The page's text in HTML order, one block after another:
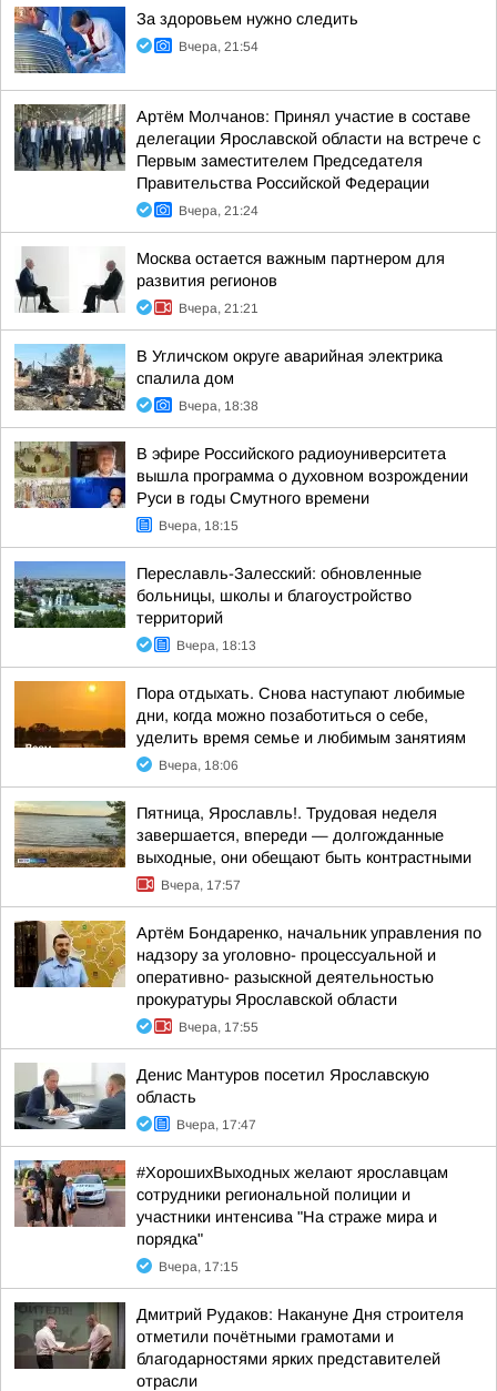
За здоровьем нужно следить
Вчера, 21:54
Артём Молчанов: Принял участие в составе
делегации Ярославской области на встрече с
Первым заместителем Председателя
Правительства Российской Федерации
Вчера, 21:24
Москва остается важным партнером для
развития регионов
Вчера, 21:21
В Угличском округе аварийная электрика
спалила дом
Вчера, 18:38
В эфире Российского радиоуниверситета
вышла программа о духовном возрождении
Руси в годы Смутного времени
Вчера, 18:15
Переславль-Залесский: обновленные
больницы, школы и благоустройство
территорий
Вчера, 18:13
Пора отдыхать. Снова наступают любимые
дни, когда можно позаботиться о себе,
уделить время семье и любимым занятиям
Вчера, 18:06
Пятница, Ярославль!. Трудовая неделя
завершается, впереди — долгожданные
выходные, они обещают быть контрастными
Вчера, 17:57
Артём Бондаренко, начальник управления по
надзору за уголовно- процессуальной и
оперативно- разыскной деятельностью
прокуратуры Ярославской области
Вчера, 17:55
Денис Мантуров посетил Ярославскую
область
Вчера, 17:47
#ХорошихВыходных желают ярославцам
сотрудники региональной полиции и
участники интенсива "На страже мира и
порядка"
Вчера, 17:15
Дмитрий Рудаков: Накануне Дня строителя
отметили почётными грамотами и
благодарностями ярких представителей
отрасли